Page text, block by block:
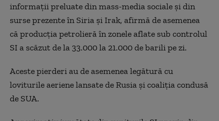
informații preluate din mass-media sociale și din
surse prezente în Siria și Irak, afirmă de asemenea
că producția petrolieră în zonele aflate sub controlul
SI a scăzut de la 33.000 la 21.000 de barili pe zi.
Aceste pierderi au de asemenea legătură cu
loviturile aeriene lansate de Rusia și coaliția condusă
de SUA.